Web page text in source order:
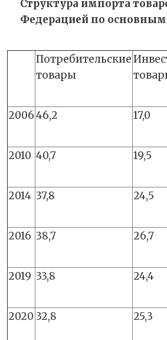
Структура импорта
Федерацией по
Потребительские
товары
200646,2 17,0
2010 40,7 19,5
2014 37,8 24,5
2016 38,7 26,7
2019 33,8 24,4
2020 32,8 25,3